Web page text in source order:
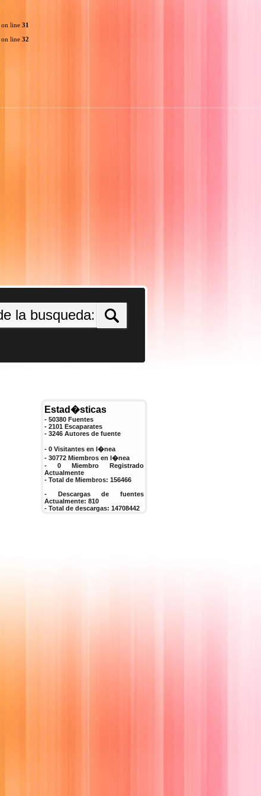
on line 31
on line 32
Estad�sticas
- 50380 Fuentes
- 2101 Escaparates
- 3246 Autores de fuente
- 0 Visitantes en l�nea
- 30772 Miembros en l�nea
- 0 Miembro Registrado
Actualmente
- Total de Miembros: 156466
- Descargas de fuentes
Actualmente: 810
- Total de descargas: 14708442